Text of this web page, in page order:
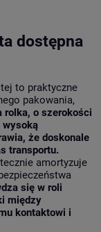
dostępna
to praktyczne
pakowania,
rolka, o szerokości
wysoką
że doskonale
transportu.
amortyzuje
się w roli
między
kontaktowi i